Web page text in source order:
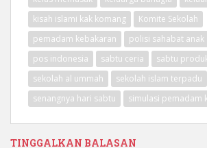
kisah islami kak komang
Komite Sekolah
pemadam kebakaran
polisi sahabat anak
pos indonesia
sabtu ceria
sabtu
sekolah al ummah
sekolah islam terpadu
senangnya hari sabtu
simulasi pemadam
TINGGALKAN BALASAN